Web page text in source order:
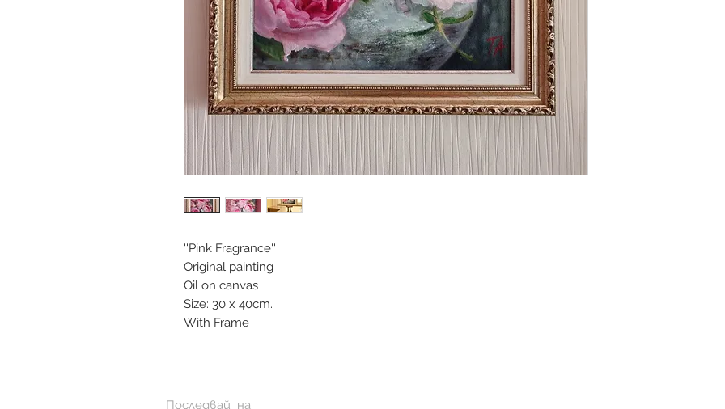
''Pink Fragrance''
Original painting
Oil on canvas
Size: 30 x 40cm.
With Frame
Последвай на: